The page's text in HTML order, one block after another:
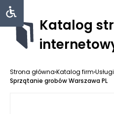
Katalog
Strona główna›Katalog firm›Usługi
Sprzątanie grobów Warszawa PL